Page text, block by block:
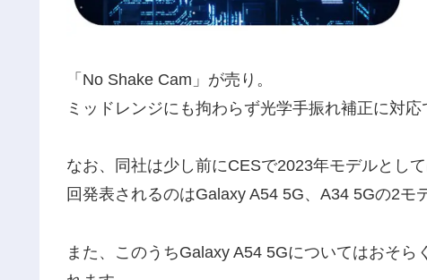
「No Shake Cam」が売り。
ミッドレンジにも拘わらず光学手振れ補正に対応
なお、同社は少し前にCESで2023年モデルとし
回発表されるのはGalaxy A54 5G、A34 5Gの2モ
また、このうちGalaxy A54 5Gについてはおそ